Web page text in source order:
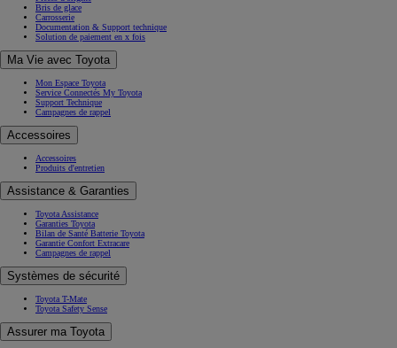
Bris de glace
Carrosserie
Documentation & Support technique
Solution de paiement en x fois
Ma Vie avec Toyota
Mon Espace Toyota
Service Connectés My Toyota
Support Technique
Campagnes de rappel
Accessoires
Accessoires
Produits d'entretien
Assistance & Garanties
Toyota Assistance
Garanties Toyota
Bilan de Santé Batterie Toyota
Garantie Confort Extracare
Campagnes de rappel
Systèmes de sécurité
Toyota T-Mate
Toyota Safety Sense
Assurer ma Toyota